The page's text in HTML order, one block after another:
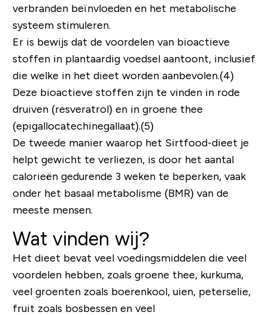
verbranden beïnvloeden en het metabolische
systeem stimuleren.
Er is bewijs dat de voordelen van bioactieve
stoffen in plantaardig voedsel aantoont, inclusief
die welke in het dieet worden aanbevolen.(4)
Deze bioactieve stoffen zijn te vinden in rode
druiven (resveratrol) en in groene thee
(epigallocatechinegallaat).(5)
De tweede manier waarop het Sirtfood-dieet je
helpt gewicht te verliezen, is door het aantal
calorieën gedurende 3 weken te beperken, vaak
onder het basaal metabolisme (BMR) van de
meeste mensen.
Wat vinden wij?
Het dieet bevat veel voedingsmiddelen die veel
voordelen hebben, zoals groene thee, kurkuma,
veel groenten zoals boerenkool, uien, peterselie,
fruit zoals bosbessen en veel